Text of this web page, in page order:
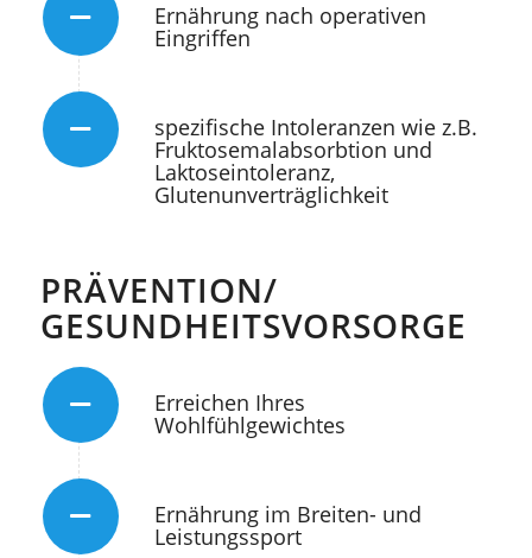
Ernährung nach operativen
Eingriffen
spezifische Intoleranzen wie z.B.
Fruktosemalabsorbtion und
Laktoseintoleranz,
Glutenunverträglichkeit
PRÄVENTION/
GESUNDHEITSVORSORGE
Erreichen Ihres
Wohlfühlgewichtes
Ernährung im Breiten- und
Leistungssport